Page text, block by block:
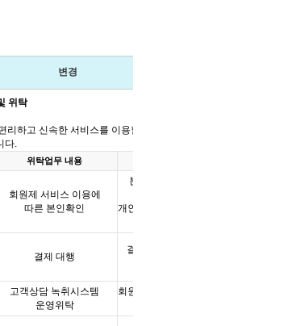
변경
위탁
리하고 신속한 서비스를 이용할 수 있도록 일부
다.
위탁업무 내용
회원제 서비스 이용에
따른 본인확인
본인 확인기관에 이미
개인 정보로 별도 저장하지
결제 대행
결제일을 포함하여
고객상담 녹취시스템
운영위탁
회원탈퇴 또는 법령이 정한